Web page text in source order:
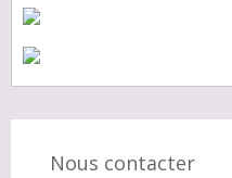
Nous contacter